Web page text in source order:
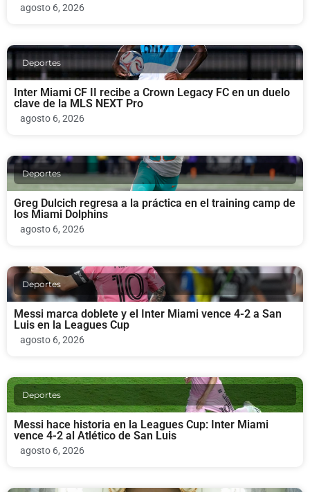
agosto 6, 2026
Deportes
Inter Miami CF II recibe a Crown Legacy FC en un duelo
clave de la MLS NEXT Pro
agosto 6, 2026
Deportes
Greg Dulcich regresa a la práctica en el training camp de
los Miami Dolphins
agosto 6, 2026
Deportes
Messi marca doblete y el Inter Miami vence 4-2 a San
Luis en la Leagues Cup
agosto 6, 2026
Deportes
Messi hace historia en la Leagues Cup: Inter Miami
vence 4-2 al Atlético de San Luis
agosto 6, 2026